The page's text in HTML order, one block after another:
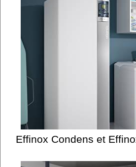
Effinox Condens et